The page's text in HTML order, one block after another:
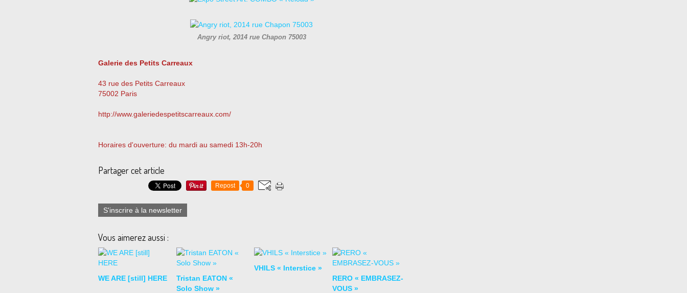
Angry riot, 2014 rue Chapon 75003
Galerie des Petits Carreaux
43 rue des Petits Carreaux
75002 Paris
http://www.galeriedespetitscarreaux.com/
Horaires d'ouverture: du mardi au samedi 13h-20h
Partager cet article
Repost 0
S'inscrire à la newsletter
Vous aimerez aussi :
WE ARE [still] HERE
Tristan EATON «
Solo Show »
VHILS « Interstice »
RERO « EMBRASEZ-
VOUS »